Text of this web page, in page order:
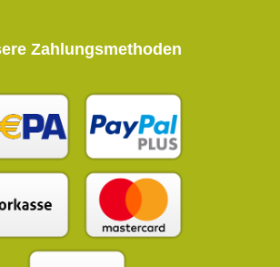
Zahlungsmethoden